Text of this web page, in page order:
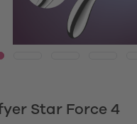
Star Force 4